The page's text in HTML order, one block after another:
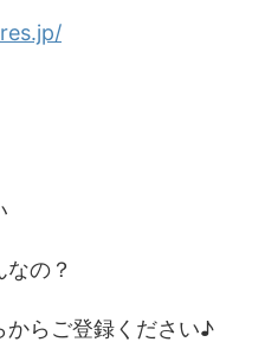
の？
からご登録ください♪